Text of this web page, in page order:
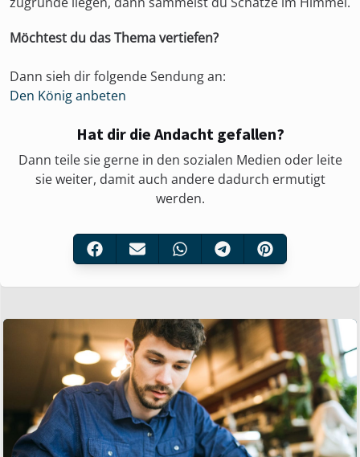
Möchtest du das Thema vertiefen?
Dann sieh dir folgende Sendung an:
Den König anbeten
Hat dir die Andacht gefallen?
Dann teile sie gerne in den sozialen Medien oder leite
sie weiter, damit auch andere dadurch ermutigt
werden.